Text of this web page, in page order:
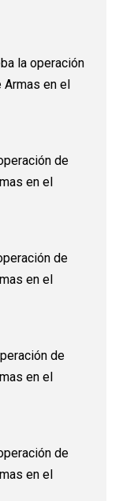
la operación
en el
de
en el
de
en el
de
en el
de
en el